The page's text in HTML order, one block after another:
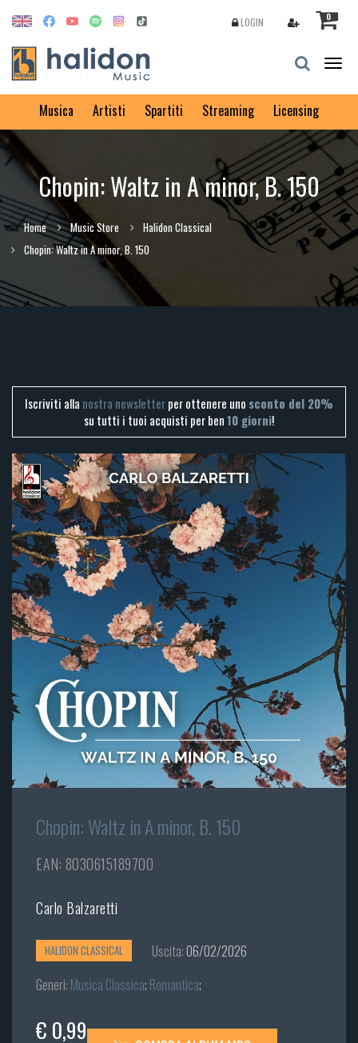
0
LOGIN
Musica Artisti Spartiti Streaming Licensing
Chopin: Waltz in A minor, B. 150
Home Music Store
Halidon Classical
Chopin: Waltz in A minor, B. 150
Iscriviti alla nostra newsletterper ottenere uno sconto del 20%
su tutti i tuoi acquisti per ben10 giorni!
Chopin: Waltz in A minor, B. 150
EAN: 8030615189700
Carlo Balzaretti
HALIDON CLASSICAL Uscita:06/02/2026
Generi: Musica Classica; Romantica;
€ 0,99